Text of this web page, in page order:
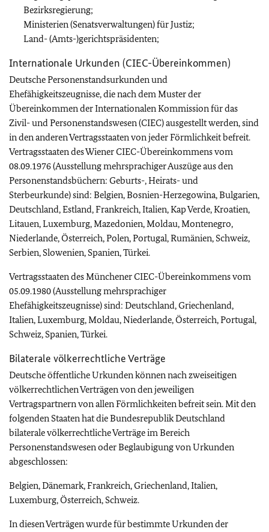
Bezirksregierung;
Ministerien (Senatsverwaltungen) für Justiz;
Land- (Amts-)gerichtspräsidenten;
Internationale Urkunden (CIEC-Übereinkommen)
Deutsche Personenstandsurkunden und
Ehefähigkeitszeugnisse, die nach dem Muster der
Übereinkommen der Internationalen Kommission für das
Zivil- und Personenstandswesen (CIEC) ausgestellt werden, sind
in den anderen Vertragsstaaten von jeder Förmlichkeit befreit.
Vertragsstaaten des Wiener CIEC-Übereinkommens vom
08.09.1976 (Ausstellung mehrsprachiger Auszüge aus den
Personenstandsbüchern: Geburts-, Heirats- und
Sterbeurkunde) sind: Belgien, Bosnien-Herzegowina, Bulgarien,
Deutschland, Estland, Frankreich, Italien, Kap Verde, Kroatien,
Litauen, Luxemburg, Mazedonien, Moldau, Montenegro,
Niederlande, Österreich, Polen, Portugal, Rumänien, Schweiz,
Serbien, Slowenien, Spanien, Türkei.
Vertragsstaaten des Münchener CIEC-Übereinkommens vom
05.09.1980 (Ausstellung mehrsprachiger
Ehefähigkeitszeugnisse) sind: Deutschland, Griechenland,
Italien, Luxemburg, Moldau, Niederlande, Österreich, Portugal,
Schweiz, Spanien, Türkei.
Bilaterale völkerrechtliche Verträge
Deutsche öffentliche Urkunden können nach zweiseitigen
völkerrechtlichen Verträgen von den jeweiligen
Vertragspartnern von allen Förmlichkeiten befreit sein. Mit den
folgenden Staaten hat die Bundesrepublik Deutschland
bilaterale völkerrechtliche Verträge im Bereich
Personenstandswesen oder Beglaubigung von Urkunden
abgeschlossen:
Belgien, Dänemark, Frankreich, Griechenland, Italien,
Luxemburg, Österreich, Schweiz.
In diesen Verträgen wurde für bestimmte Urkunden der